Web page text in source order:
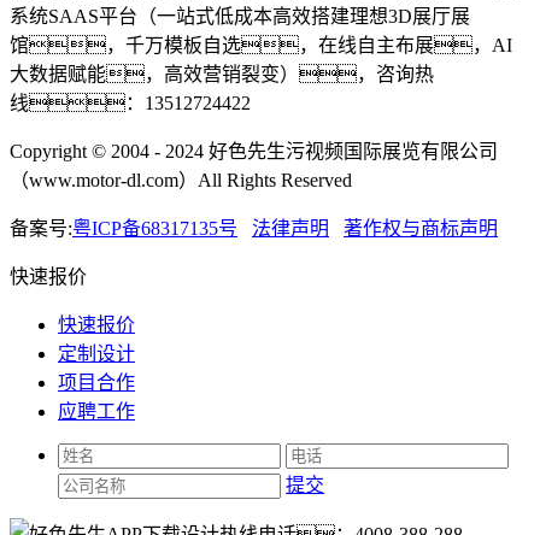
系统SAAS平台（一站式低成本高效搭建理想3D展厅展
馆，千万模板自选，在线自主布展，AI
大数据赋能，高效营销裂变），咨询热
线：13512724422
Copyright © 2004 - 2024 好色先生污视频国际展览有限公司
（www.motor-dl.com）All Rights Reserved
备案号:粤ICP备68317135号 法律声明 著作权与商标声明
快速报价
快速报价
定制设计
项目合作
应聘工作
提交